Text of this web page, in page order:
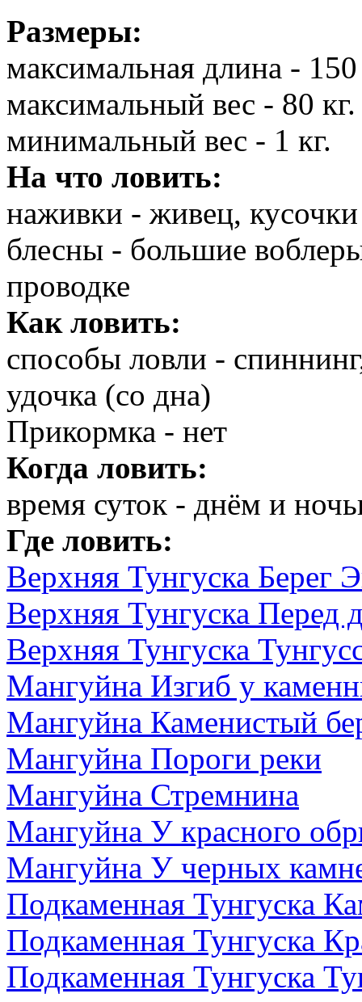
Размеры:
максимальная длина -
максимальный вес - 80 кг.
минимальный вес - 1 кг.
На что ловить:
наживки - живец,
блесны - большие
проводке
Как ловить:
способы ловли -
удочка (со дна)
Прикормка - нет
Когда ловить:
время суток - днём и
Где ловить:
Верхняя Тунгуска Берег
Верхняя Тунгуска Перед
Верхняя Тунгуска
Мангуйна Изгиб у
Мангуйна Каменистый
Мангуйна Пороги реки
Мангуйна Стремнина
Мангуйна У красного
Мангуйна У черных
Подкаменная Тунгуска
Подкаменная Тунгуска
Подкаменная Тунгуска